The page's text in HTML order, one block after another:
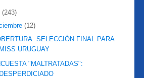
(243)
(12)
SELECCIÓN FINAL PARA
URUGUAY
"MALTRATADAS":